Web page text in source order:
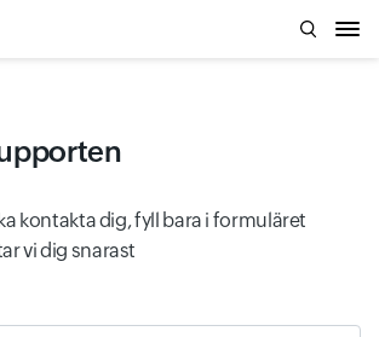
kontakta dig, fyll bara i formuläret
vi dig snarast